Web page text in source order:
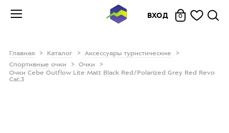
ВХОД 0
Главная Каталог
Аксессуары туристические
Спортивные очки
Очки
Очки Cebe Outflow Lite Matt Black Red/Polarized Grey Red Revo
Cat.3